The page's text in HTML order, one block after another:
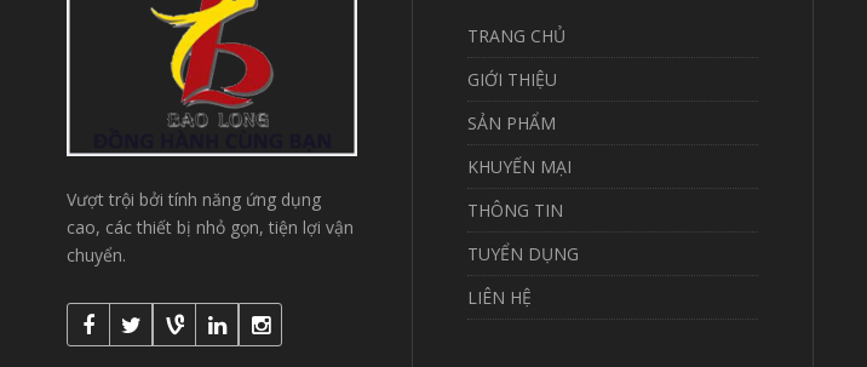
Vượt trội bởi tính năng ứng dụng
cao, các thiết bị nhỏ gọn, tiện lợi vận
chuyển.
TRANG CHỦ
GIỚI THIỆU
SẢN PHẨM
KHUYẾN MẠI
THÔNG TIN
TUYỂN DỤNG
LIÊN HỆ